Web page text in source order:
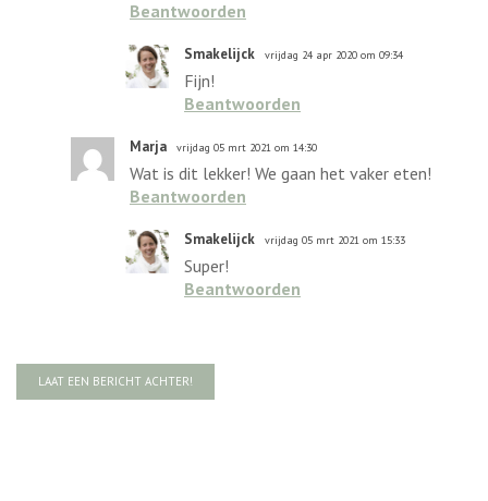
Beantwoorden
Smakelijck vrijdag 24 apr 2020 om 09:34
Fijn!
Beantwoorden
Marja vrijdag 05 mrt 2021 om 14:30
Wat is dit lekker! We gaan het vaker eten!
Beantwoorden
Smakelijck vrijdag 05 mrt 2021 om 15:33
Super!
Beantwoorden
LAAT EEN BERICHT ACHTER!